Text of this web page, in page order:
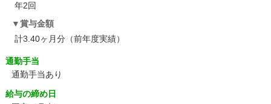
年2回
賞与金額
計3.40ヶ月分（前年度実績）
通勤手当
通勤手当あり
給与の締め日